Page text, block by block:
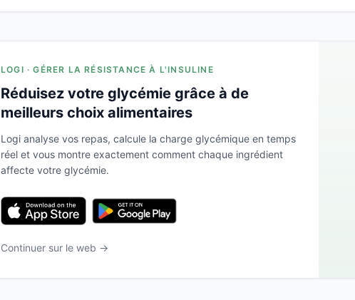
LOGI · GÉRER LA RÉSISTANCE À L'INSULINE
Réduisez votre glycémie grâce à de
meilleurs choix alimentaires
Logi analyse vos repas, calcule la charge glycémique en temps
réel et vous montre exactement comment chaque ingrédient
affecte votre glycémie.
Continuer sur le web →